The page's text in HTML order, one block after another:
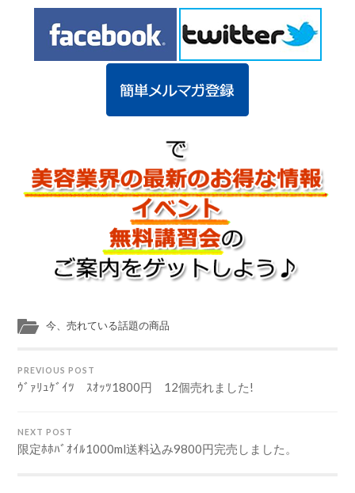
今、売れている話題の商品
PREVIOUS POST
ｳﾞｧﾘｭｹﾞｲﾂ ｽｵｯﾂ1800円 12個売れました!
NEXT POST
限定ﾎﾎﾊﾞｵｲﾙ1000ml送料込み9800円完売しました。